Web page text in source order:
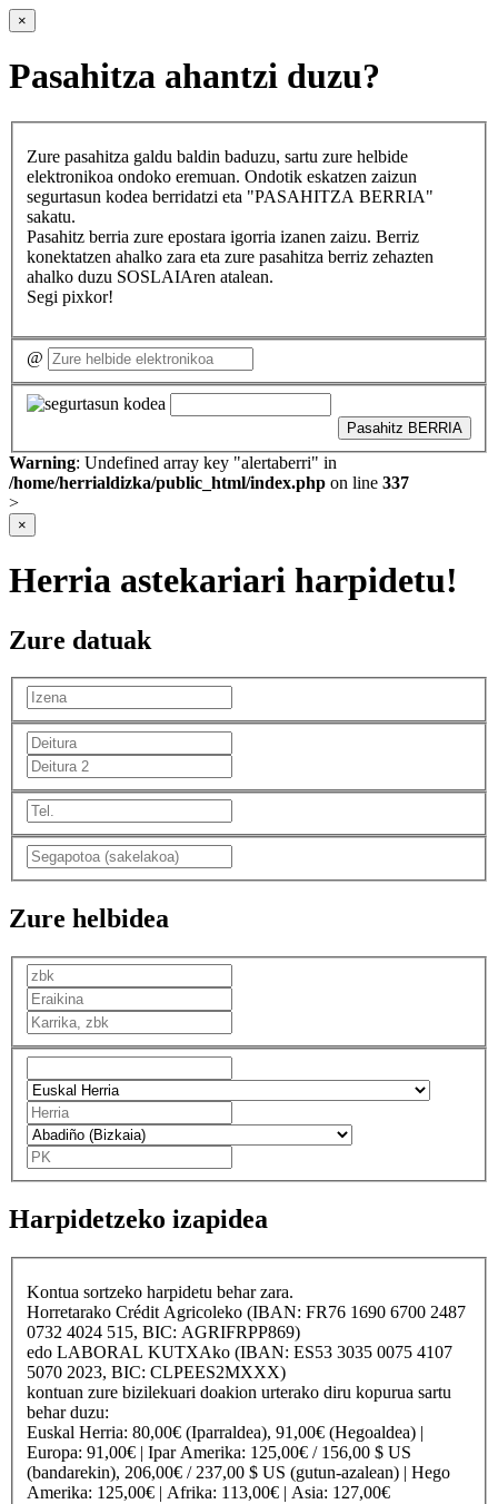
×
Pasahitza ahantzi duzu?
Zure pasahitza galdu baldin baduzu, sartu zure helbide
elektronikoa ondoko eremuan. Ondotik eskatzen zaizun
segurtasun kodea berridatzi eta "PASAHITZA BERRIA"
sakatu.
Pasahitz berria zure epostara igorria izanen zaizu. Berriz
konektatzen ahalko zara eta zure pasahitza berriz zehazten
ahalko duzu SOSLAIAren atalean.
Segi pixkor!
@
Pasahitz BERRIA
Warning: Undefined array key "alertaberri" in
/home/herrialdizka/public_html/index.php on line 337
>
×
Herria astekariari harpidetu!
Zure datuak
Zure helbidea
Harpidetzeko izapidea
Kontua sortzeko harpidetu behar zara.
Horretarako Crédit Agricoleko (IBAN: FR76 1690 6700 2487
0732 4024 515, BIC: AGRIFRPP869)
edo LABORAL KUTXAko (IBAN: ES53 3035 0075 4107
5070 2023, BIC: CLPEES2MXXX)
kontuan zure bizilekuari doakion urterako diru kopurua sartu
behar duzu:
Euskal Herria: 80,00€ (Iparraldea), 91,00€ (Hegoaldea) |
Europa: 91,00€ | Ipar Amerika: 125,00€ / 156,00 $ US
(bandarekin), 206,00€ / 237,00 $ US (gutun-azalean) | Hego
Amerika: 125,00€ | Afrika: 113,00€ | Asia: 127,00€